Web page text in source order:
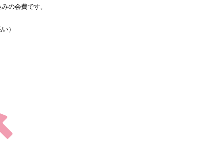
の会費です。
）